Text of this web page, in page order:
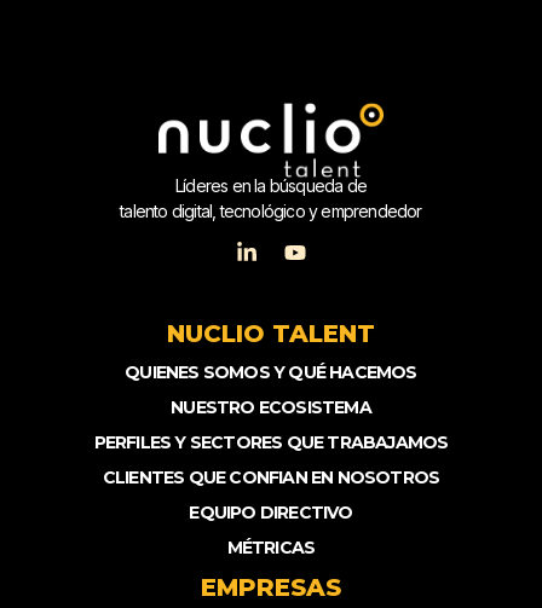
Líderes en la búsqueda de
talento digital, tecnológico y emprendedor
NUCLIO TALENT
QUIENES SOMOS Y QUÉ HACEMOS
NUESTRO ECOSISTEMA
PERFILES Y SECTORES QUE TRABAJAMOS
CLIENTES QUE CONFIAN EN NOSOTROS
EQUIPO DIRECTIVO
MÉTRICAS
EMPRESAS